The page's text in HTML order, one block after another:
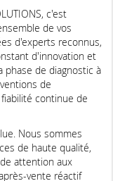
c'est
de vos
d'experts reconnus,
d'innovation et
phase de diagnostic à
de
continue de
Nous sommes
de haute qualité,
attention aux
vente réactif